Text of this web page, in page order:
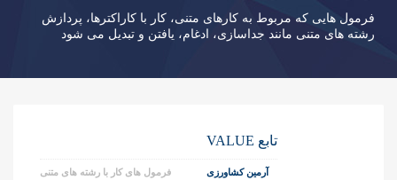
فرمول هایی که مربوط به کارهای متنی، کار با کاراکترها، پردازش
رشته های متنی مانند جداسازی، ادغام، یافتن و تبدیل می شود
تابع VALUE
فرمول های کار با رشته های متنی آرمین کشاورزی